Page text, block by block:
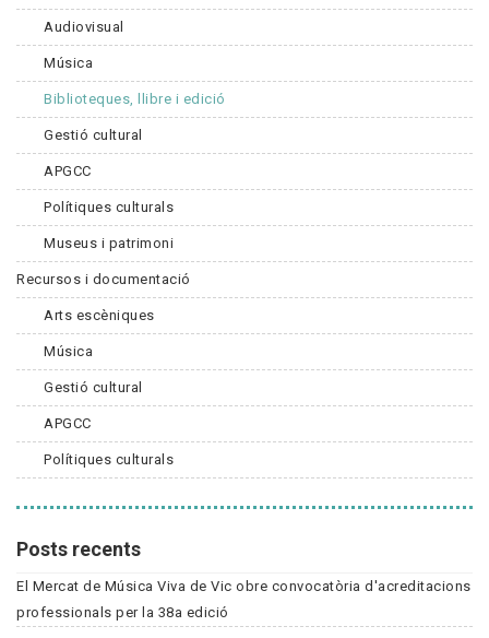
Audiovisual
Música
Biblioteques, llibre i edició
Gestió cultural
APGCC
Polítiques culturals
Museus i patrimoni
Recursos i documentació
Arts escèniques
Música
Gestió cultural
APGCC
Polítiques culturals
Posts recents
El Mercat de Música Viva de Vic obre convocatòria d'acreditacions
professionals per la 38a edició